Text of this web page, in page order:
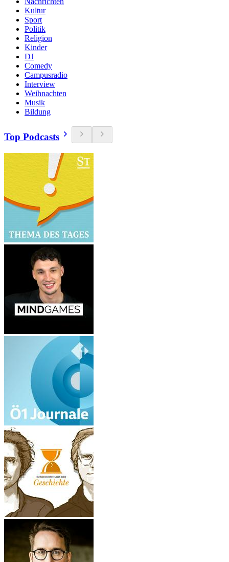
Kultur
Sport
Politik
Religion
Kinder
DJ
Comedy
Campusradio
Interview
Weihnachten
Musik
Bildung
Top Podcasts